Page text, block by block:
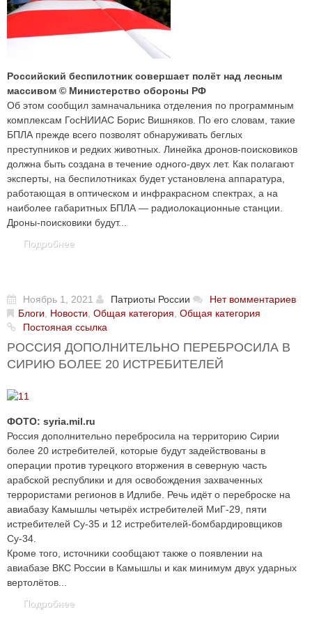
Российский беспилотник совершает полёт над лесным
массивом © Министерство обороны РФ
Об этом сообщил замначальника отделения по программным
комплексам ГосНИИАС Борис Вишняков. По его словам, такие
БПЛА прежде всего позволят обнаруживать беглых
преступников и редких животных. Линейка дронов-поисковиков
должна быть создана в течение одного-двух лет. Как полагают
эксперты, на беспилотниках будет установлена аппаратура,
работающая в оптическом и инфракрасном спектрах, а на
наиболее габаритных БПЛА — радиолокационные станции.
Дроны-поисковики будут...
Подробнее
Ноябрь 1, 2021 Патриоты России
Нет вомментариев
Блоги
Новости Общая категория Общая категория
Постояная ссылка
РОССИЯ ДОПОЛНИТЕЛЬНО ПЕРЕБРОСИЛА В
СИРИЮ БОЛЕЕ 20 ИСТРЕБИТЕЛЕЙ
ФОТО: syria.mil.ru
Россия дополнительно перебросила на территорию Сирии
более 20 истребителей, которые будут задействованы в
операции против турецкого вторжения в северную часть
арабской республики и для освобождения захваченных
террористами регионов в Идлибе. Речь идёт о переброске на
авиабазу Камышлы четырёх истребителей МиГ-29, пяти
истребителей Су-35 и 12 истребителей-бомбардировщиков
Су-34.
Кроме того, источники сообщают также о появлении на
авиабазе ВКС России в Камышлы и как минимум двух ударных
вертолётов...
Подробнее